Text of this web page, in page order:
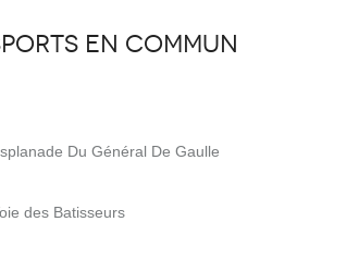
en commun
Du Général De Gaulle
des Batisseurs